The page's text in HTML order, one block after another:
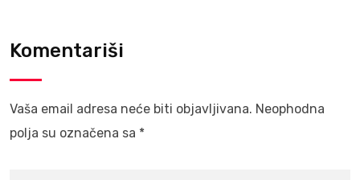
Komentariši
Vaša email adresa neće biti objavljivana. Neophodna
polja su označena sa *